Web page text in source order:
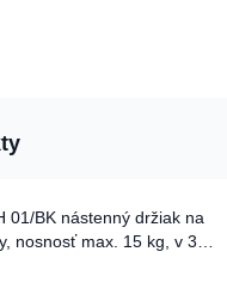
01/BK nástenný držiak na
nosnosť max. 15 kg, v 3
rameno, konštrukcia z